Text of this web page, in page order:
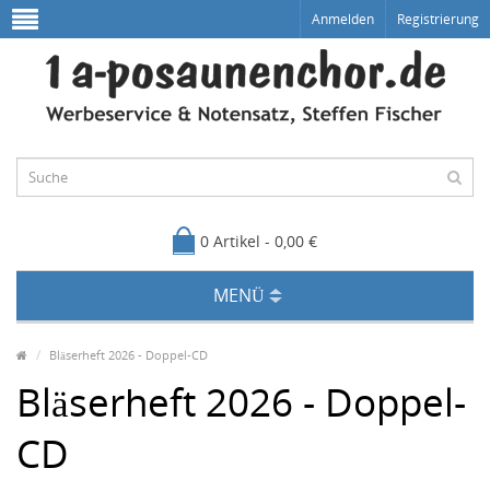
Anmelden Registrierung
0 Artikel - 0,00 €
MENÜ
Bläserheft 2026 - Doppel-CD
Bläserheft 2026 - Doppel-
CD